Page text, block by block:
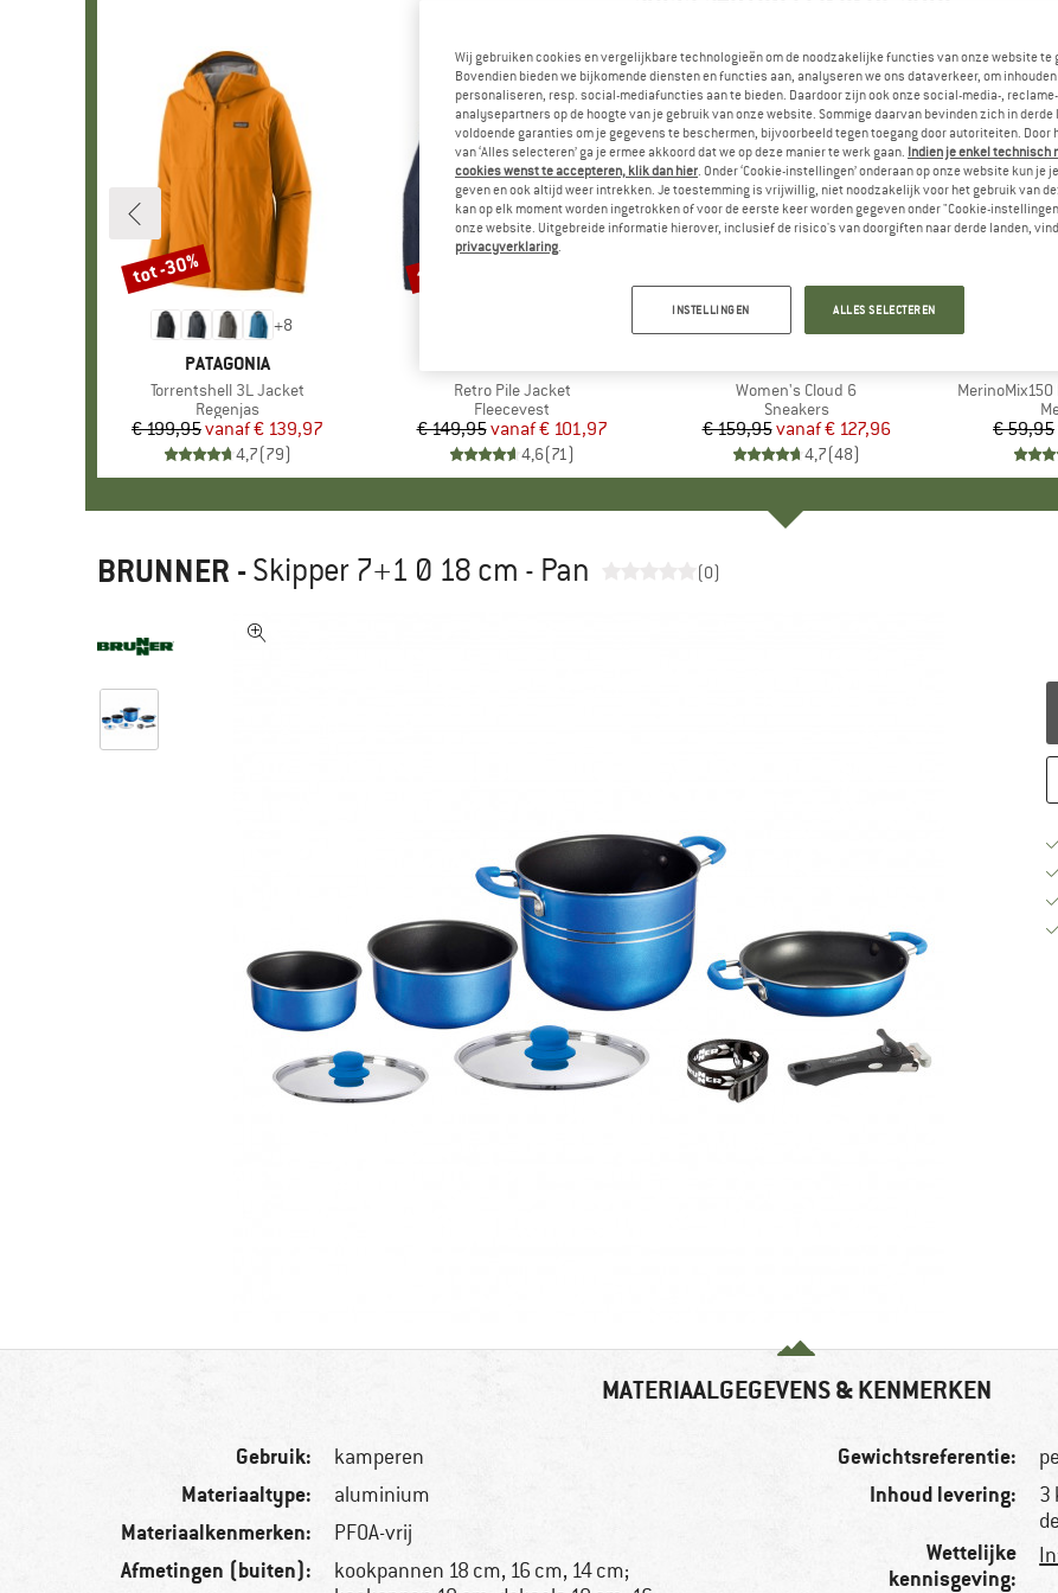
+8
MERK
PATAGONIA
Artikel
Torrentshell 3L Jacket
Productgroep
Regenjas
Prijs
€ 199,95 Verlaagde prijs
vanaf€ 139,97
4,7(79)
Korting
tot -30%
Artikel
Retro Pile Jacket
Productgroep
Fleecevest
Prijs
€ 149,95 Verlaagde prijs
vanaf€ 101,97
4,6(71)
Korting
tot -32%
Artikel
Women's Cloud 6
Productgroep
Sneakers
Prijs
€ 159,95 Verlaagde prijs
vanaf€ 127,96
4,7(48)
Artikel
MerinoMix150
€ 59,95
BRUNNER -Skipper 7+1 Ø 18 cm - Pan (0)
MATERIAALGEGEVENS & KENMERKEN
Gebruik: kamperen
Materiaaltype: aluminium
Materiaalkenmerken: PFOA-vrij
Afmetingen (buiten):
kookpannen 18 cm, 16 cm, 14 cm;
Gewichtsreferentie:
Inhoud levering:
3
Wettelijke
kennisgeving:
Wij gebruiken cookies en vergelijkbare technologieën om de noodzakelijke functies van onze website te
Bovendien bieden we bijkomende diensten en functies aan, analyseren we ons dataverkeer, om
personaliseren, resp. social-mediafuncties aan te bieden. Daardoor zijn ook onze social-media-,
analysepartners op de hoogte van je gebruik van onze website. Sommige daarvan bevinden zich in derde
voldoende garanties om je gegevens te beschermen, bijvoorbeeld tegen toegang door autoriteiten. Door
van ‘Alles selecteren’ ga je ermee akkoord dat we op deze manier te werk gaan. Indien je enkel technisch
cookies wenst te accepteren, klik dan hier. Onder ‘Cookie-instellingen’ onderaan op onze website kun je
geven en ook altijd weer intrekken. Je toestemming is vrijwillig, niet noodzakelijk voor het gebruik van
kan op elk moment worden ingetrokken of voor de eerste keer worden gegeven onder "Cookie-
onze website. Uitgebreide informatie hierover, inclusief de risico's van doorgiften naar derde landen,
privacyverklaring.
INSTELLINGEN ALLES SELECTEREN